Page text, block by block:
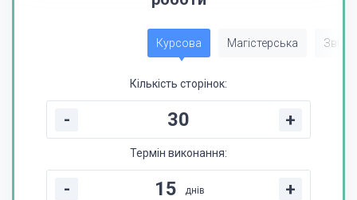
Курсова Магістерська Звіт
Кількість сторінок:
- +
Термін виконання:
- днів +